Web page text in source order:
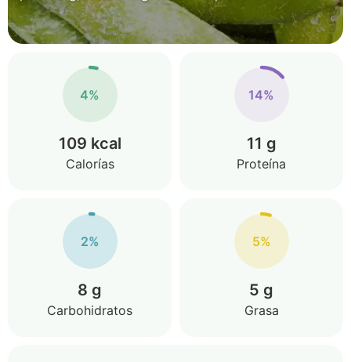
4%
109 kcal
Calorías
14%
11 g
Proteína
2%
8 g
Carbohidratos
5%
5 g
Grasa